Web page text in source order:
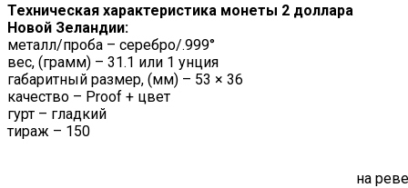
Техническая характеристика монеты 2 доллара
Новой Зеландии:
металл/проба – серебро/.999°
вес, (грамм) – 31.1 или 1 унция
габаритный размер, (мм) – 53 × 36
качество – Proof + цвет
гурт – гладкий
тираж – 150
на